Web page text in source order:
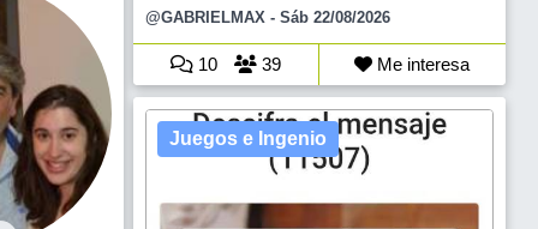
@GABRIELMAX - Sáb 22/08/2026
10 39 Me interesa
Juegos e Ingenio